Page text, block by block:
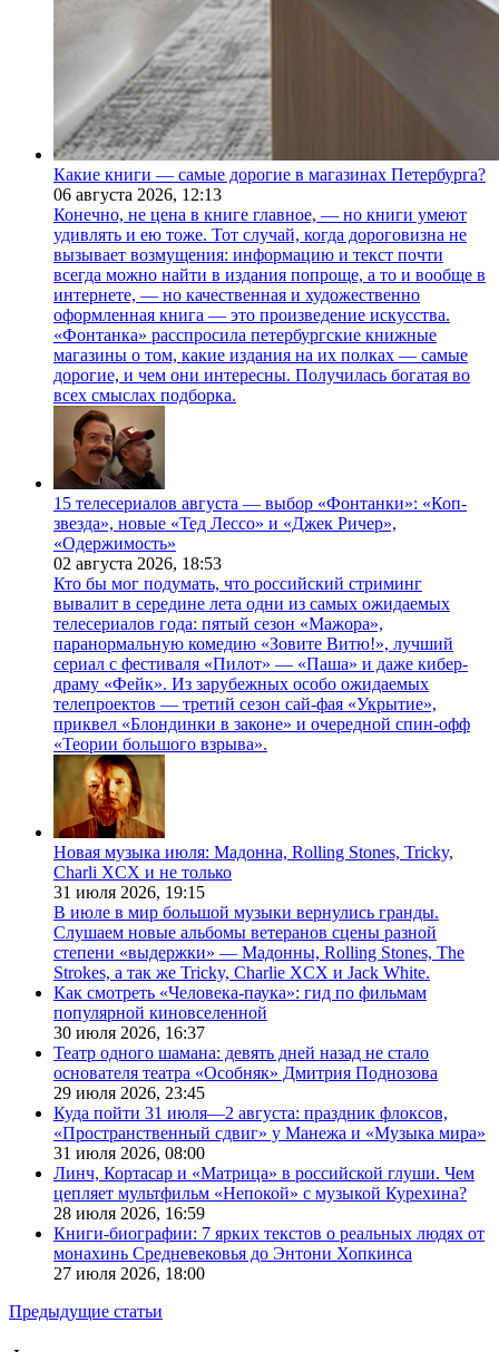
Какие книги — самые дорогие в магазинах Петербурга?
06 августа 2026, 12:13
Конечно, не цена в книге главное, — но книги умеют
удивлять и ею тоже. Тот случай, когда дороговизна не
вызывает возмущения: информацию и текст почти
всегда можно найти в издания попроще, а то и вообще в
интернете, — но качественная и художественно
оформленная книга — это произведение искусства.
«Фонтанка» расспросила петербургские книжные
магазины о том, какие издания на их полках — самые
дорогие, и чем они интересны. Получилась богатая во
всех смыслах подборка.
15 телесериалов августа — выбор «Фонтанки»: «Коп-
звезда», новые «Тед Лессо» и «Джек Ричер»,
«Одержимость»
02 августа 2026, 18:53
Кто бы мог подумать, что российский стриминг
вывалит в середине лета одни из самых ожидаемых
телесериалов года: пятый сезон «Мажора»,
паранормальную комедию «Зовите Витю!», лучший
сериал с фестиваля «Пилот» — «Паша» и даже кибер-
драму «Фейк». Из зарубежных особо ожидаемых
телепроектов — третий сезон сай-фая «Укрытие»,
приквел «Блондинки в законе» и очередной спин-офф
«Теории большого взрыва».
Новая музыка июля: Мадонна, Rolling Stones, Tricky,
Charli XCX и не только
31 июля 2026, 19:15
В июле в мир большой музыки вернулись гранды.
Слушаем новые альбомы ветеранов сцены разной
степени «выдержки» — Мадонны, Rolling Stones, The
Strokes, а так же Tricky, Charlie XCX и Jack White.
Как смотреть «Человека-паука»: гид по фильмам
популярной киновселенной
30 июля 2026, 16:37
Театр одного шамана: девять дней назад не стало
основателя театра «Особняк» Дмитрия Поднозова
29 июля 2026, 23:45
Куда пойти 31 июля—2 августа: праздник флоксов,
«Пространственный сдвиг» у Манежа и «Музыка мира»
31 июля 2026, 08:00
Линч, Кортасар и «Матрица» в российской глуши. Чем
цепляет мультфильм «Непокой» с музыкой Курехина?
28 июля 2026, 16:59
Книги-биографии: 7 ярких текстов о реальных людях от
монахинь Средневековья до Энтони Хопкинса
27 июля 2026, 18:00
Предыдущие статьи